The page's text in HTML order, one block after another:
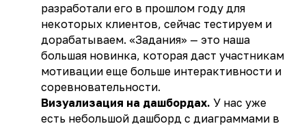
разработали его в прошлом году для
некоторых клиентов, сейчас тестируем и
дорабатываем. «Задания» — это наша
большая новинка, которая даст участникам
мотивации еще больше интерактивности и
соревновательности.
Визуализация на дашбордах. У нас уже
есть небольшой дашборд с диаграммами в